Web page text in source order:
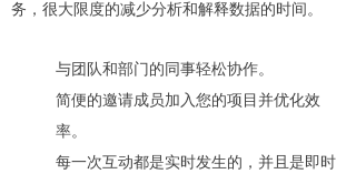
务，很大限度的减少分析和解释数据的时间。
与团队和部门的同事轻松协作。
简便的邀请成员加入您的项目并优化效
率。
每一次互动都是实时发生的，并且是即时